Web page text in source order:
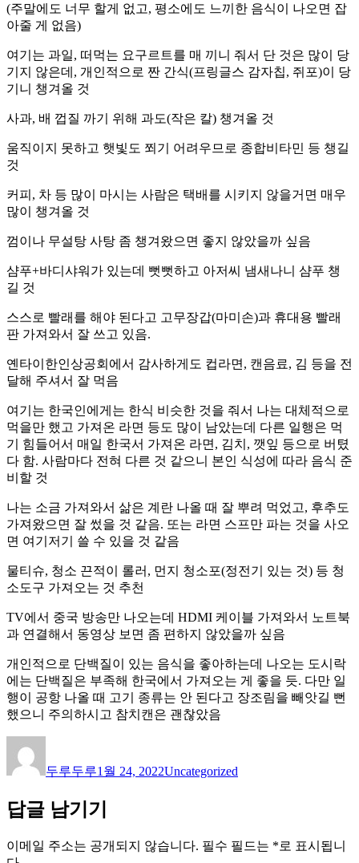
(주말에도 너무 할게 없고, 평소에도 느끼한 음식이 나오면 잡
아줄 게 없음)
여기는 과일, 떠먹는 요구르트를 매 끼니 줘서 단 것은 많이 당
기지 않은데, 개인적으로 짠 간식(프링글스 감자칩, 쥐포)이 당
기니 챙겨올 것
사과, 배 껍질 까기 위해 과도(작은 칼) 챙겨올 것
움직이지 못하고 햇빛도 쬐기 어려우므로 종합비타민 등 챙길
것
커피, 차 등 많이 마시는 사람은 택배를 시키지 않을거면 매우
많이 챙겨올 것
껌이나 무설탕 사탕 좀 챙겨왔으면 좋지 않았을까 싶음
샴푸+바디샤워가 있는데 뻣뻣하고 아저씨 냄새나니 샴푸 챙
길 것
스스로 빨래를 해야 된다고 고무장갑(마미손)과 휴대용 빨래
판 가져와서 잘 쓰고 있음.
옌타이한인상공회에서 감사하게도 컵라면, 캔음료, 김 등을 전
달해 주셔서 잘 먹음
여기는 한국인에게는 한식 비슷한 것을 줘서 나는 대체적으로
먹을만 했고 가져온 라면 등도 많이 남았는데 다른 일행은 먹
기 힘들어서 매일 한국서 가져온 라면, 김치, 깻잎 등으로 버텼
다 함. 사람마다 전혀 다른 것 같으니 본인 식성에 따라 음식 준
비할 것
나는 소금 가져와서 삶은 계란 나올 때 잘 뿌려 먹었고, 후추도
가져왔으면 잘 썼을 것 같음. 또는 라면 스프만 파는 것을 사오
면 여기저기 쓸 수 있을 것 같음
물티슈, 청소 끈적이 롤러, 먼지 청소포(정전기 있는 것) 등 청
소도구 가져오는 것 추천
TV에서 중국 방송만 나오는데 HDMI 케이블 가져와서 노트북
과 연결해서 동영상 보면 좀 편하지 않았을까 싶음
개인적으로 단백질이 있는 음식을 좋아하는데 나오는 도시락
에는 단백질은 부족해 한국에서 가져오는 게 좋을 듯. 다만 일
행이 공항 나올 때 고기 종류는 안 된다고 장조림을 빼앗길 뻔
했으니 주의하시고 참치캔은 괜찮았음
이
두루두루일
1월 24, 2022고
Uncategorized
답글 남기기
이메일 주소는 공개되지 않습니다. 필수 필드는 *로 표시됩니